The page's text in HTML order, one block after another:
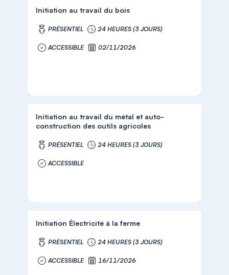
Initiation au travail du bois
PRÉSENTIEL 24 HEURES (3 JOURS)
ACCESSIBLE 02/11/2026
Initiation au travail du métal et auto-
construction des outils agricoles
PRÉSENTIEL 24 HEURES (3 JOURS)
ACCESSIBLE
Initiation Électricité à la ferme
PRÉSENTIEL 24 HEURES (3 JOURS)
ACCESSIBLE 16/11/2026